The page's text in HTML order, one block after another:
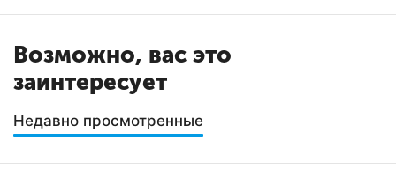
Возможно, вас это
заинтересует
Недавно просмотренные